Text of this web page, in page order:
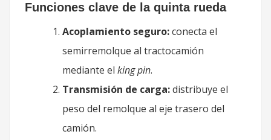
Funciones clave de la quinta rueda
Acoplamiento seguro:conecta el
semirremolque al tractocamión
mediante el king pin.
Transmisión de carga:distribuye el
peso del remolque al eje trasero del
camión.